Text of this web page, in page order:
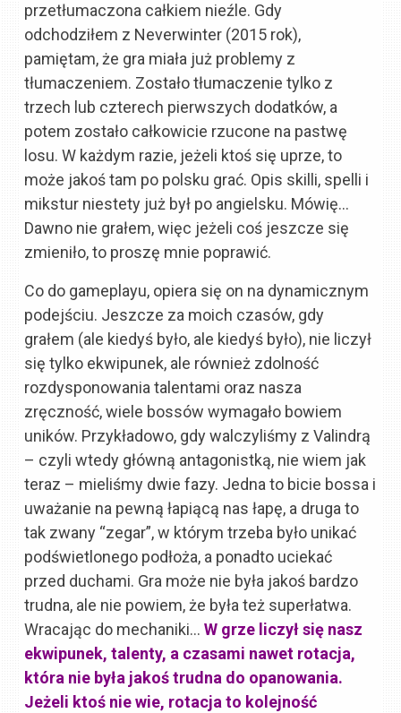
przetłumaczona całkiem nieźle. Gdy
odchodziłem z Neverwinter (2015 rok),
pamiętam, że gra miała już problemy z
tłumaczeniem. Zostało tłumaczenie tylko z
trzech lub czterech pierwszych dodatków, a
potem zostało całkowicie rzucone na pastwę
losu. W każdym razie, jeżeli ktoś się uprze, to
może jakoś tam po polsku grać. Opis skilli, spelli i
mikstur niestety już był po angielsku. Mówię…
Dawno nie grałem, więc jeżeli coś jeszcze się
zmieniło, to proszę mnie poprawić.
Co do gameplayu, opiera się on na dynamicznym
podejściu. Jeszcze za moich czasów, gdy
grałem (ale kiedyś było, ale kiedyś było), nie liczył
się tylko ekwipunek, ale również zdolność
rozdysponowania talentami oraz nasza
zręczność, wiele bossów wymagało bowiem
uników. Przykładowo, gdy walczyliśmy z Valindrą
– czyli wtedy główną antagonistką, nie wiem jak
teraz – mieliśmy dwie fazy. Jedna to bicie bossa i
uważanie na pewną łapiącą nas łapę, a druga to
tak zwany “zegar”, w którym trzeba było unikać
podświetlonego podłoża, a ponadto uciekać
przed duchami. Gra może nie była jakoś bardzo
trudna, ale nie powiem, że była też superłatwa.
Wracając do mechaniki…W grze liczył się nasz
ekwipunek, talenty, a czasami nawet rotacja,
która nie była jakoś trudna do opanowania.
Jeżeli ktoś nie wie, rotacja to kolejność